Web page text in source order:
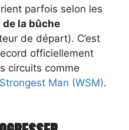
parfois selon les
la bûche
de départ). C’est
officiellement
circuits comme
Strongest Man (WSM).